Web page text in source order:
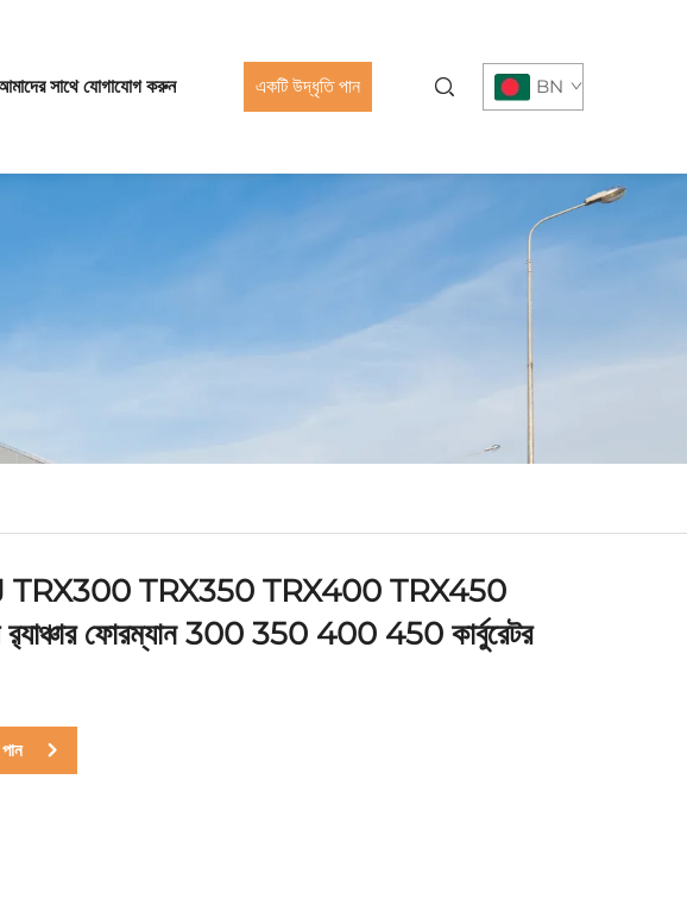
সাথে যোগাযোগ করুন একটি উদ্ধৃতি পান BN
TRX300 TRX350 TRX400 TRX450
র‍্যাঞ্চার ফোরম্যান 300 350 400 450 কার্বুরেটর